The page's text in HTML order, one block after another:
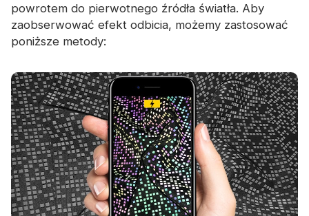
powrotem do pierwotnego źródła światła. Aby
zaobserwować efekt odbicia, możemy zastosować
poniższe metody: